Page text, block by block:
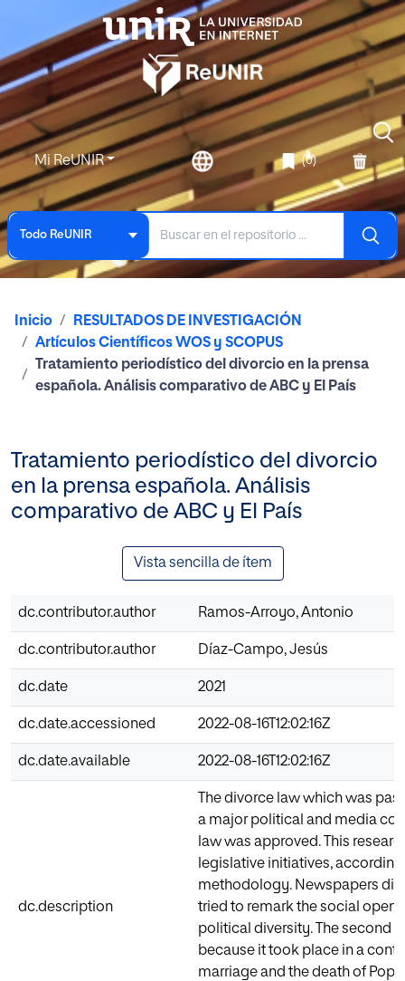
Mi ReUNIR (0)
Todo ReUNIR
Inicio
RESULTADOS DE INVESTIGACIÓN
Artículos Científicos WOS y SCOPUS
Tratamiento periodístico del divorcio en la prensa
española. Análisis comparativo de ABC y El País
Tratamiento periodístico del divorcio
en la prensa española. Análisis
comparativo de ABC y El País
Vista sencilla de ítem
dc.contributor.author Ramos-Arroyo, Antonio
dc.contributor.author Díaz-Campo, Jesús
dc.date 2021
dc.date.accessioned 2022-08-16T12:02:16Z
dc.date.available 2022-08-16T12:02:16Z
dc.description
The divorce law which was
a major political and media
law was approved. This
legislative initiatives,
methodology. Newspapers
tried to remark the social
political diversity. The second
because it took place in a
marriage and the death of